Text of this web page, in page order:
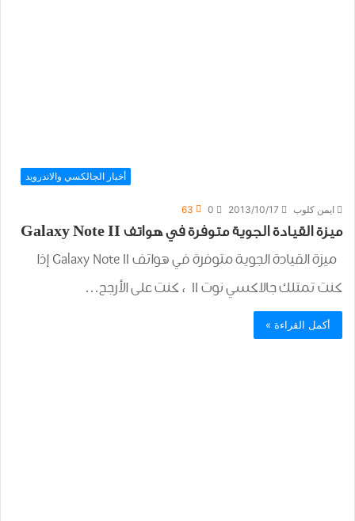
أخبار الجالكسي والاندرويد
ايمن كلوب 2013/10/17
0
63
ميزة القيادة الجوية متوفرة في هواتف Galaxy Note II
ميزة القيادة الجوية متوفرة في هواتف Galaxy Note II إذا
كنت تمتلك جالاكسي نوت II ، كنت على الأرجح…
أكمل القراءة »